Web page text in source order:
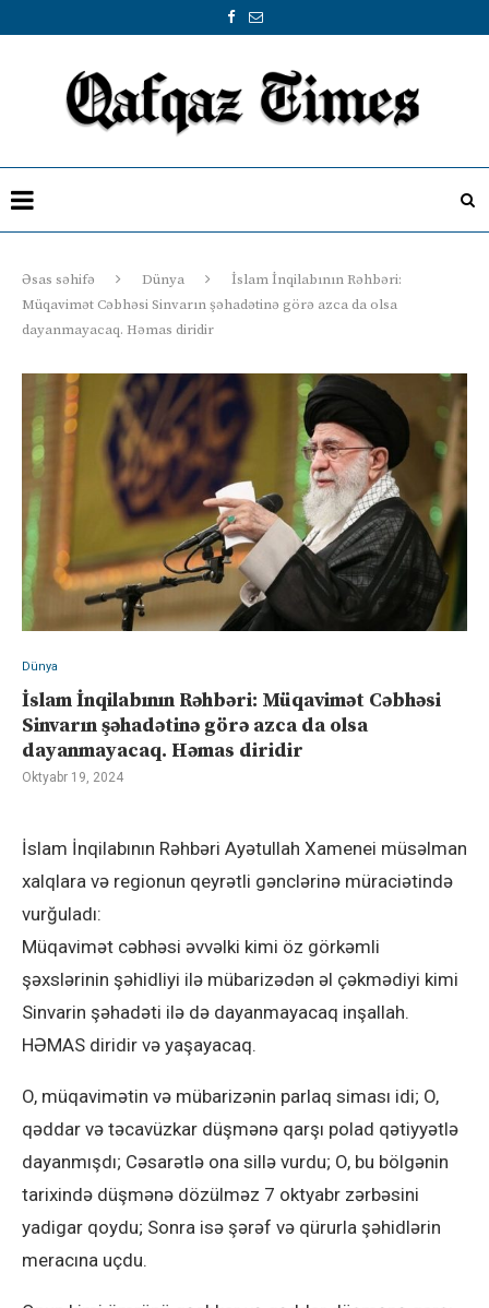
Əsas səhifə Dünya
İslam İnqilabının Rəhbəri:
Müqavimət Cəbhəsi Sinvarın şəhadətinə görə azca da olsa
dayanmayacaq. Həmas diridir
Dünya
İslam İnqilabının Rəhbəri: Müqavimət Cəbhəsi
Sinvarın şəhadətinə görə azca da olsa
dayanmayacaq. Həmas diridir
Oktyabr 19, 2024
İslam İnqilabının Rəhbəri Ayətullah Xamenei müsəlman
xalqlara və regionun qeyrətli gənclərinə müraciətində
vurğuladı:
Müqavimət cəbhəsi əvvəlki kimi öz görkəmli
şəxslərinin şəhidliyi ilə mübarizədən əl çəkmədiyi kimi
Sinvarin şəhadəti ilə də dayanmayacaq inşallah.
HƏMAS diridir və yaşayacaq.
O, müqavimətin və mübarizənin parlaq siması idi; O,
qəddar və təcavüzkar düşmənə qarşı polad qətiyyətlə
dayanmışdı; Cəsarətlə ona sillə vurdu; O, bu bölgənin
tarixində düşmənə dözülməz 7 oktyabr zərbəsini
yadigar qoydu; Sonra isə şərəf və qürurla şəhidlərin
meracına uçdu.